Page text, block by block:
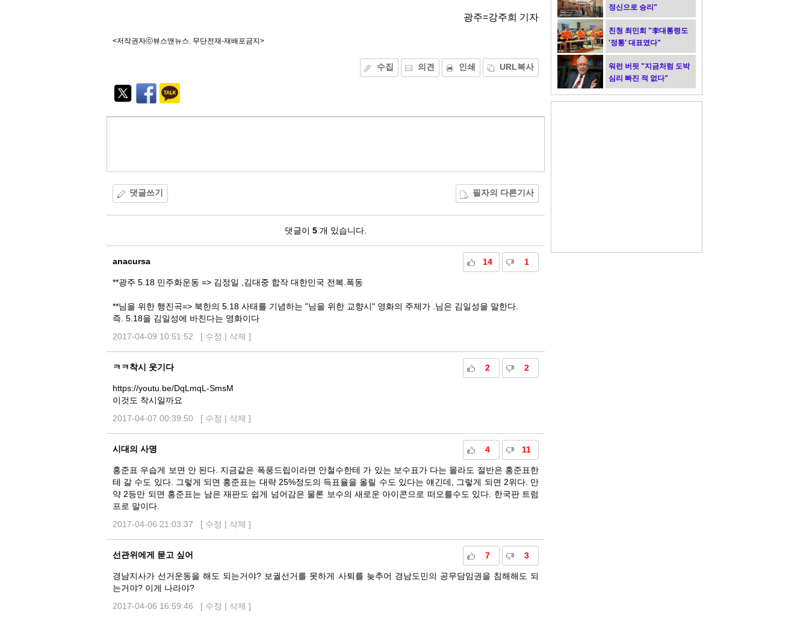
광주=강주희 기자
<저작권자ⓒ뷰스앤뉴스. 무단전재-재배포금지>
능
수집 의견 인쇄 URL복사
외
댓글쓰기 필자의 다른기사
글
댓글이 5 개 있습니다.
14 1
anacursa
**광주 5.18 민주화운동 => 김정일 ,김대중 합작 대한민국 전복.폭동
**님을 위한 행진곡=> 북한의 5.18 사태를 기념하는 "님을 위한 교향시" 영화의 주제가 .님은 김일성을 말한다.
즉. 5.18을 김일성에 바친다는 영화이다
2017-04-09 10:51:52 [ 수정 | 삭제 ]
2 2
ㅋㅋ착시 웃기다
https://youtu.be/DqLmqL-SmsM
이것도 착시일까요
2017-04-07 00:39:50 [ 수정 | 삭제 ]
4 11
시대의 사명
홍준표 우습게 보면 안 된다. 지금같은 폭풍드립이라면 안철수한테 가 있는 보수표가 다는 몰라도 절반은 홍준표한
테 갈 수도 있다. 그렇게 되면 홍준표는 대략 25%정도의 득표율을 올릴 수도 있다는 얘긴데, 그렇게 되면 2위다. 만
약 2등만 되면 홍준표는 남은 재판도 쉽게 넘어감은 물론 보수의 새로운 아이콘으로 떠오를수도 있다. 한국판 트럼
프로 말이다.
2017-04-06 21:03:37 [ 수정 | 삭제 ]
7 3
선관위에게 묻고 싶어
경남지사가 선거운동을 해도 되는거야? 보궐선거를 못하게 사퇴를 늦추어 경남도민의 공무담임권을 침해해도 되
는거야? 이게 나라야?
2017-04-06 16:59:46 [ 수정 | 삭제 ]
정신으로 승리"
친청 최민희 "李대통령도
'정통' 대표였다"
워런 버핏 "지금처럼 도박
심리 빠진 적 없다"